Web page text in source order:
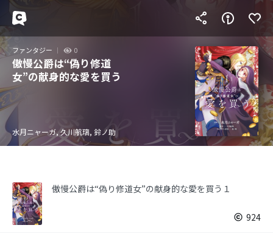
ファンタジー 0
傲慢公爵は“偽り修道
女”の献身的な愛を買う
水月ニャーガ, 久川航璃, 鈴ノ助
傲慢公爵は“偽り修道女”の献身的な愛を買う１
924